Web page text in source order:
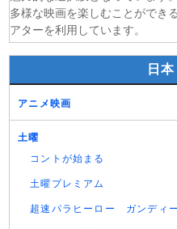
多様な映画を楽しむことができ
アターを利用しています。
日
アニメ映画
土曜
コントが始まる
土曜プレミアム
超速パラヒーロー ガンディ